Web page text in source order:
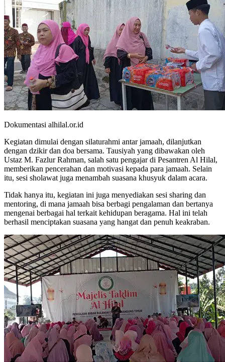
Dokumentasi alhilal.or.id
Kegiatan dimulai dengan silaturahmi antar jamaah, dilanjutkan
dengan dzikir dan doa bersama. Tausiyah yang dibawakan oleh
Ustaz M. Fazlur Rahman, salah satu pengajar di Pesantren Al Hilal,
memberikan pencerahan dan motivasi kepada para jamaah. Selain
itu, sesi sholawat juga menambah suasana khusyuk dalam acara.
Tidak hanya itu, kegiatan ini juga menyediakan sesi sharing dan
mentoring, di mana jamaah bisa berbagi pengalaman dan bertanya
mengenai berbagai hal terkait kehidupan beragama. Hal ini telah
berhasil menciptakan suasana yang hangat dan penuh keakraban.